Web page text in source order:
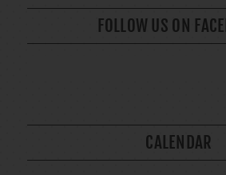
FOLLOW US ON
CALENDAR